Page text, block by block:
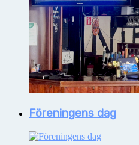
Föreningens dag